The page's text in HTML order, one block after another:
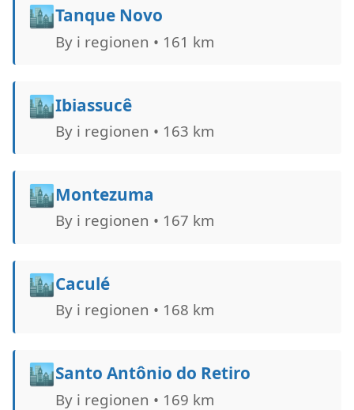
🏙️Tanque Novo
By i regionen • 161 km
🏙️Ibiassucê
By i regionen • 163 km
🏙️Montezuma
By i regionen • 167 km
🏙️Caculé
By i regionen • 168 km
🏙️Santo Antônio do Retiro
By i regionen • 169 km